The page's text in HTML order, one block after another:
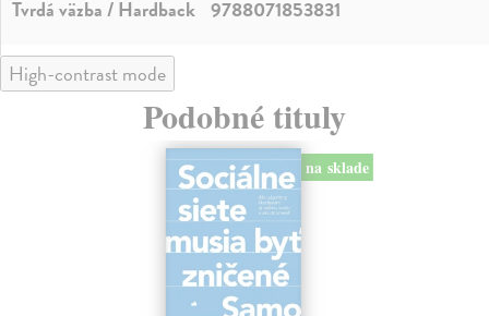
Tvrdá väzba / Hardback 9788071853831
High-contrast mode
Podobné tituly
na sklade